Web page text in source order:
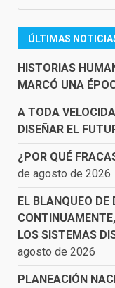
ÚLTIMAS
HISTORIAS
MARCÓ UNA
A TODA
DISEÑAR EL
¿POR QUÉ
de agosto de 2026
EL BLANQUEO
LOS SISTEMAS
agosto de 2026
PLANEACIÓN